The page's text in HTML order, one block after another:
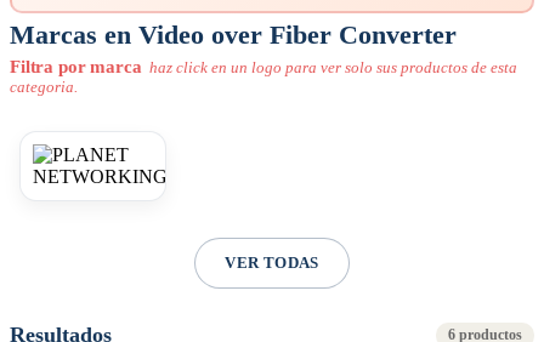
Marcas en Video over Fiber Converter
Filtra por marca haz click en un logo para ver solo sus productos de esta
categoria.
VER TODAS
Resultados 6 productos